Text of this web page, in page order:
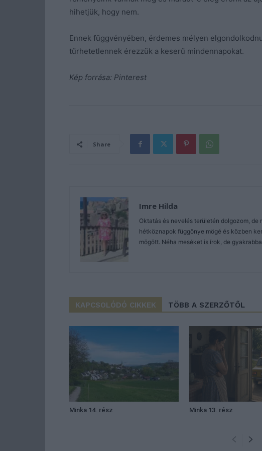
hihetjük, hogy nem.
Ennek függvényében, érdemes mélyen
tűrhetetlennek érezzük a keserű mindennapokat.
Kép forrása: Pinterest
Share
Imre Hilda
Oktatás és nevelés területén dolgozom,
hétköznapok függönye mögé és közben
mögött. Néha meséket is írok, de
KAPCSOLÓDÓ CIKKEK TÖBB A SZERZŐTŐL
Minka 14. rész Minka 13. rész